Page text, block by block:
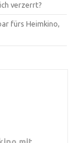
verzerrt?
fürs Heimkino,